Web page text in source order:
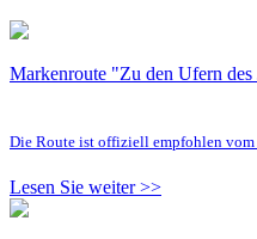
Markenroute "Zu den Ufern des
Die Route ist offiziell empfohlen
Lesen Sie weiter >>